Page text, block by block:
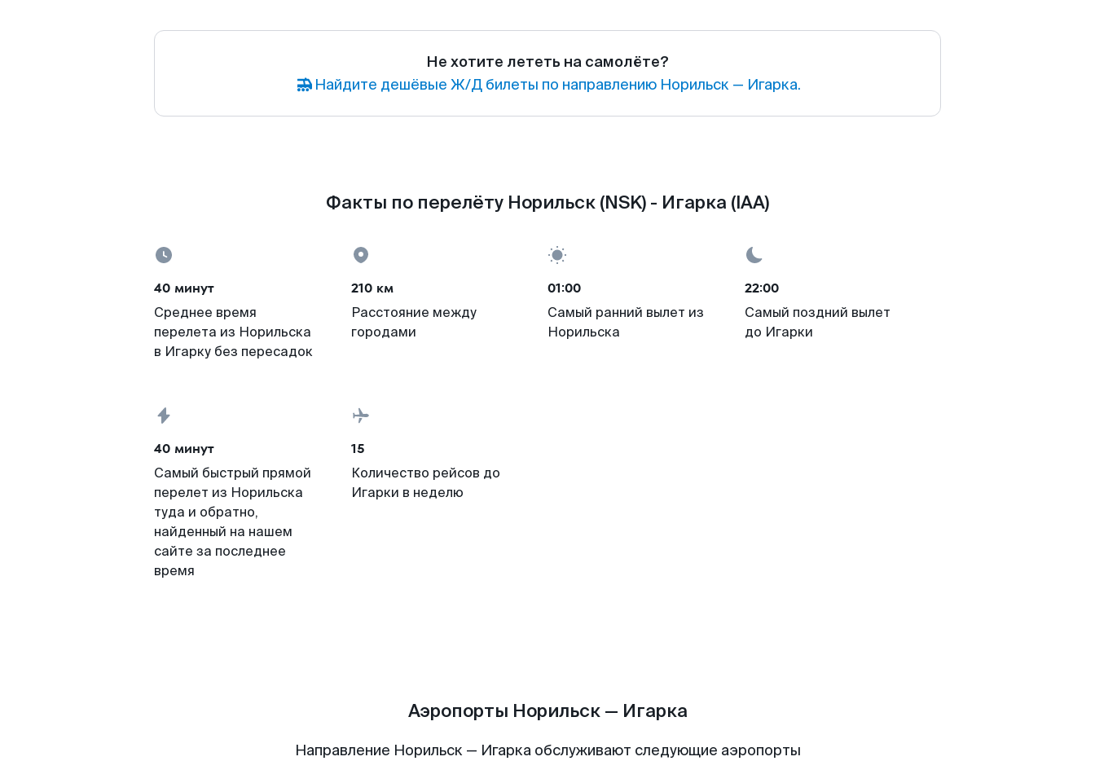
Не хотите лететь на самолёте?
Найдите дешёвые Ж/Д билеты по направлению Норильск — Игарка.
Факты по перелёту Норильск (NSK) - Игарка (IAA)
40 минут
Среднее время
перелета из Норильска
в Игарку без пересадок
210 км
Расстояние между
городами
01:00
Самый ранний вылет из
Норильска
22:00
Самый поздний вылет
до Игарки
40 минут
Самый быстрый прямой
перелет из Норильска
туда и обратно,
найденный на нашем
сайте за последнее
время
15
Количество рейсов до
Игарки в неделю
Аэропорты Норильск — Игарка
Направление Норильск — Игарка обслуживают следующие аэропорты